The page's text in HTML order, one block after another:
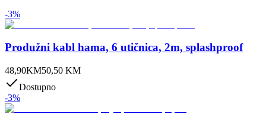
-3%
Produžni kabl hama, 6 utičnica, 2m, splashproof
48,90KM50,50 KM
Dostupno
-3%